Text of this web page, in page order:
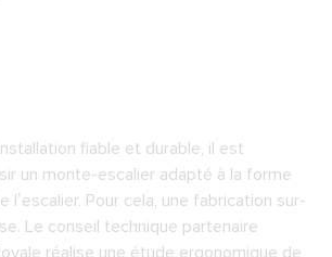
fiable et durable, il est
un monte-escalier adapté à la forme
l’escalier. Pour cela, une fabrication sur-
Le conseil technique partenaire
réalise une étude ergonomique de